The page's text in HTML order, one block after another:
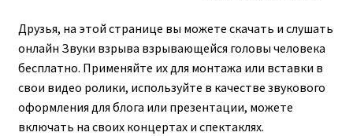
Друзья, на этой странице вы можете скачать и слушать
онлайн Звуки взрыва взрывающейся головы человека
бесплатно. Применяйте их для монтажа или вставки в
свои видео ролики, используйте в качестве звукового
оформления для блога или презентации, можете
включать на своих концертах и спектаклях.